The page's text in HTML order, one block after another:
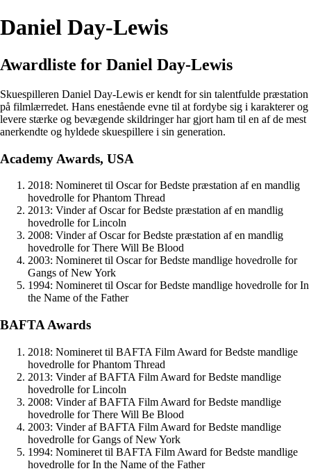
Daniel Day-Lewis
Awardliste for Daniel Day-Lewis
Skuespilleren Daniel Day-Lewis er kendt for sin talentfulde præstation
på filmlærredet. Hans enestående evne til at fordybe sig i karakterer og
levere stærke og bevægende skildringer har gjort ham til en af de mest
anerkendte og hyldede skuespillere i sin generation.
Academy Awards, USA
2018: Nomineret til Oscar for Bedste præstation af en mandlig
hovedrolle for Phantom Thread
2013: Vinder af Oscar for Bedste præstation af en mandlig
hovedrolle for Lincoln
2008: Vinder af Oscar for Bedste præstation af en mandlig
hovedrolle for There Will Be Blood
2003: Nomineret til Oscar for Bedste mandlige hovedrolle for
Gangs of New York
1994: Nomineret til Oscar for Bedste mandlige hovedrolle for In
the Name of the Father
BAFTA Awards
2018: Nomineret til BAFTA Film Award for Bedste mandlige
hovedrolle for Phantom Thread
2013: Vinder af BAFTA Film Award for Bedste mandlige
hovedrolle for Lincoln
2008: Vinder af BAFTA Film Award for Bedste mandlige
hovedrolle for There Will Be Blood
2003: Vinder af BAFTA Film Award for Bedste mandlige
hovedrolle for Gangs of New York
1994: Nomineret til BAFTA Film Award for Bedste mandlige
hovedrolle for In the Name of the Father